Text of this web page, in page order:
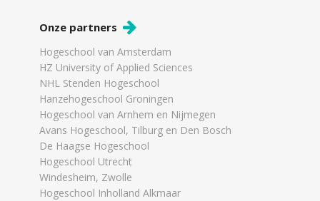
Onze partners
Hogeschool van Amsterdam
HZ University of Applied Sciences
NHL Stenden Hogeschool
Hanzehogeschool Groningen
Hogeschool van Arnhem en Nijmegen
Avans Hogeschool, Tilburg en Den Bosch
De Haagse Hogeschool
Hogeschool Utrecht
Windesheim, Zwolle
Hogeschool Inholland Alkmaar